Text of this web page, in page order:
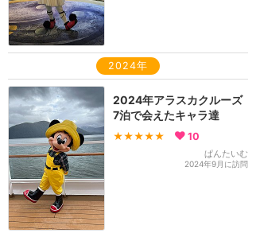
2024年
2024年アラスカクルーズ
7泊で会えたキャラ達
★★★★★ 10
ぱんたいむ
2024年9月に訪問